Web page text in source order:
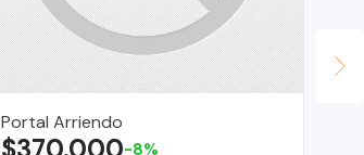
Portal Arriendo
-8%